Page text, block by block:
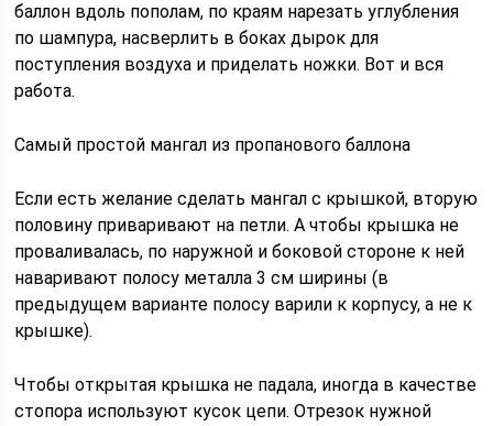
баллон вдоль пополам, по краям нарезать углубления
по шампура, насверлить в боках дырок для
поступления воздуха и приделать ножки. Вот и вся
работа.
Самый простой мангал из пропанового баллона
Если есть желание сделать мангал с крышкой, вторую
половину приваривают на петли. А чтобы крышка не
проваливалась, по наружной и боковой стороне к ней
наваривают полосу металла 3 см ширины (в
предыдущем варианте полосу варили к корпусу, а не к
крышке).
Чтобы открытая крышка не падала, иногда в качестве
стопора используют кусок цепи. Отрезок нужной